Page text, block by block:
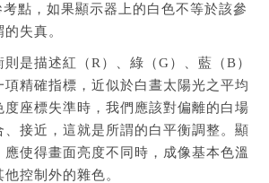
點，如果顯示器上的白色不等於該參
失真。
是描述紅（R）、綠（G）、藍（B）
項精確指標，近似於白晝太陽光之平均
座標失準時，我們應該對偏離的白場
接近，這就是所謂的白平衡調整。顯
使得畫面亮度不同時，成像基本色溫
控制外的雜色。